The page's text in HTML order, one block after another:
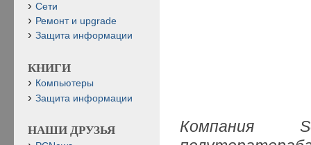
Компания
Сети
Ремонт и upgrade
Защита информации
КНИГИ
Компьютеры
Защита информации
НАШИ ДРУЗЬЯ